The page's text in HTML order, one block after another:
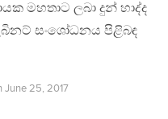
මහතාට ලබා දුන් හාද්ද
සංශෝධනය පිළිබඳ
June 25, 2017